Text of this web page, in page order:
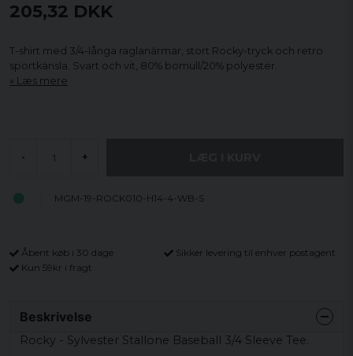
205,32 DKK
T-shirt med 3/4-långa raglanärmar, stort Rocky-tryck och retro
sportkänsla. Svart och vit, 80% bomull/20% polyester.
Læs mere
- +
MGM-19-ROCK010-H14-4-WB-S
Åbent køb i 30 dage
Sikker levering til enhver postagent
Kun 59kr i fragt
Beskrivelse
Rocky - Sylvester Stallone Baseball 3/4 Sleeve Tee.